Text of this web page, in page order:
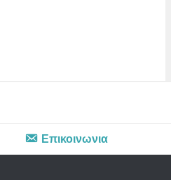
Επικοινωνια